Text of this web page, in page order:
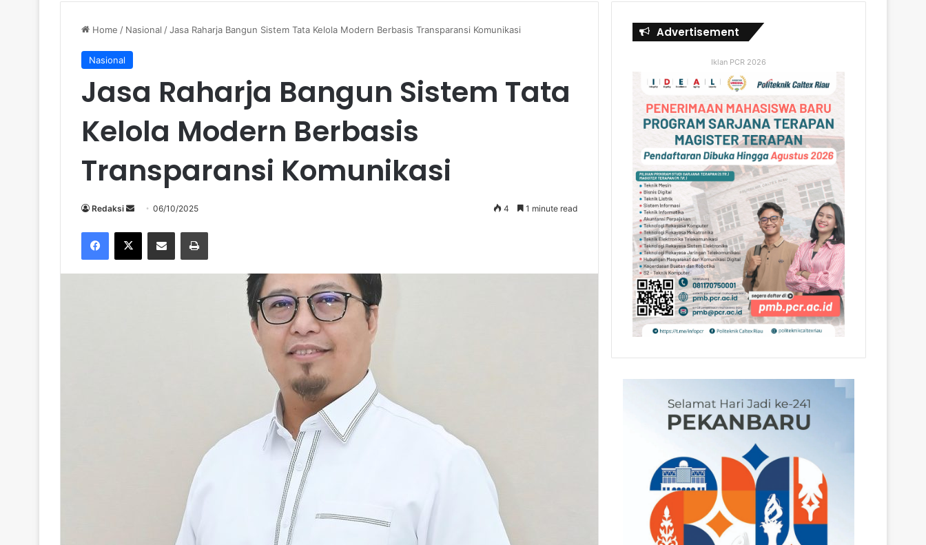
Home / Nasional /Jasa Raharja Bangun Sistem Tata Kelola Modern Berbasis Transparansi Komunikasi
Nasional
Jasa Raharja Bangun Sistem Tata
Kelola Modern Berbasis
Transparansi Komunikasi
Redaksi
Send06/10/2025 4 1 minute read
Facebook
X Share via Email Print
Advertisement
Iklan PCR 2026